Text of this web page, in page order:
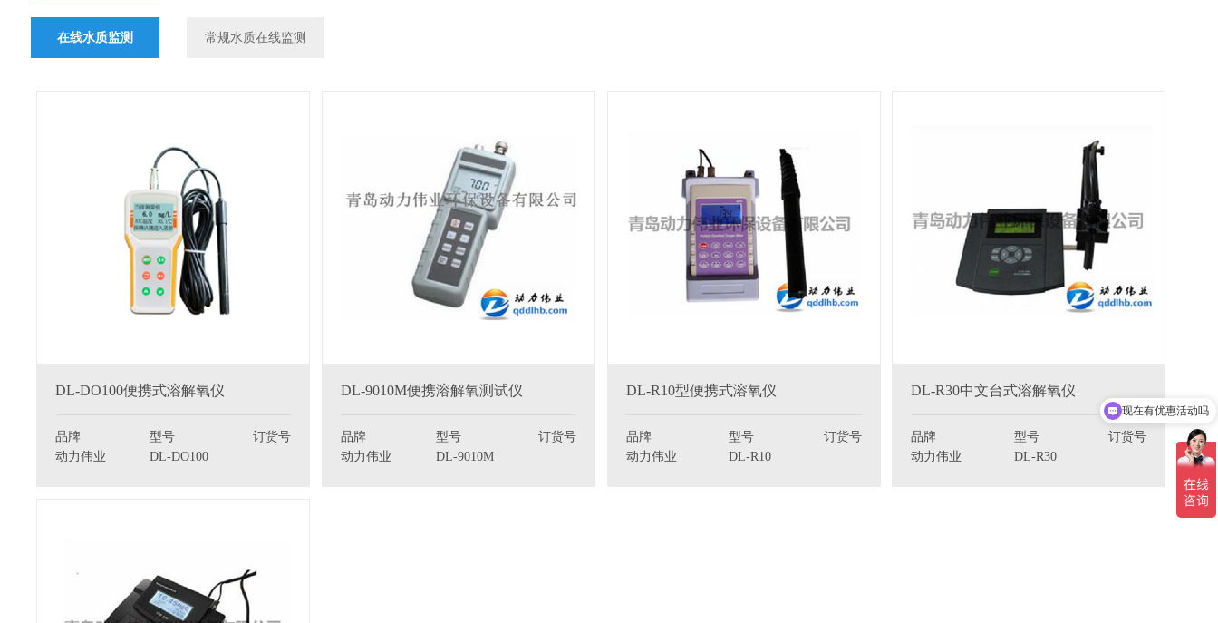
在线水质监测 常规水质在线监测
DL-DO100便携式溶解氧仪
品牌
动力伟业
型号
DL-DO100
订货号
DL-9010M便携溶解氧测试仪
品牌
动力伟业
型号
DL-9010M
订货号
DL-R10型便携式溶氧仪
品牌
动力伟业
型号
DL-R10
订货号
DL-R30中文台式溶解氧仪
品牌
动力伟业
型号
DL-R30
订货号
现在有优惠活动吗